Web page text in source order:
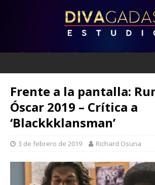
Frente a la pantalla:
Óscar 2019 – Crítica a
‘Blackkklansman’
3 de febrero de 2019 Richard Osuna